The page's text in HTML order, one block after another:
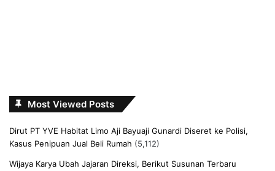
Most Viewed Posts
Dirut PT YVE Habitat Limo Aji Bayuaji Gunardi Diseret ke Polisi,
Kasus Penipuan Jual Beli Rumah (5,112)
Wijaya Karya Ubah Jajaran Direksi, Berikut Susunan Terbaru